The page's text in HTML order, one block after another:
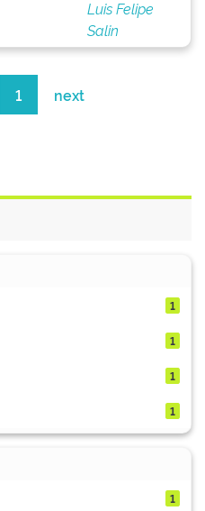
Luis Felipe
Salin
1 next
1
1
1
1
1